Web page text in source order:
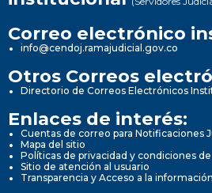
Correo electrónico
info@cendoj.ramajudicial.gov.co
Otros Correos
Directorio de Correos Electrónicos
Enlaces de interés:
Cuentas de correo para Notificaciones
Mapa del sitio
Políticas de privacidad y condiciones
Sitio de atención al usuario
Transparencia y Acceso a la información